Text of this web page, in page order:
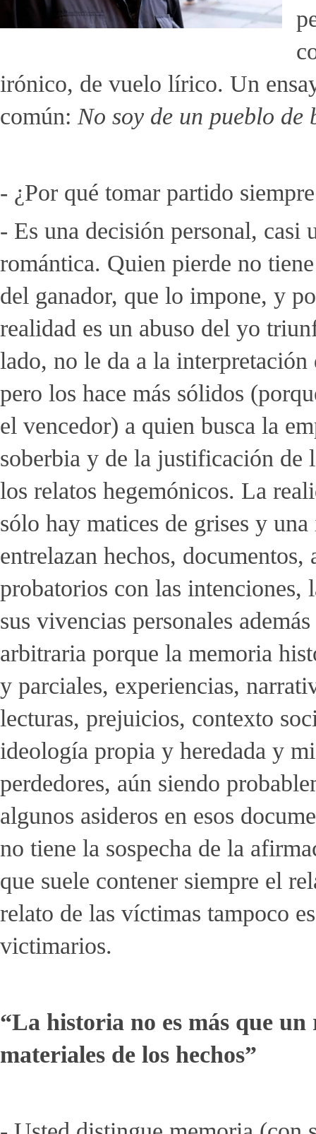
irónico, de vuelo lírico. Un
común: No soy de un pueblo de
- ¿Por qué tomar partido
- Es una decisión personal, casi
romántica. Quien pierde no
del ganador, que lo impone, y
realidad es un abuso del yo
lado, no le da a la
pero los hace más sólidos
el vencedor) a quien busca la
soberbia y de la justificación de
los relatos hegemónicos. La
sólo hay matices de grises y
entrelazan hechos,
probatorios con las
sus vivencias personales
arbitraria porque la memoria
y parciales, experiencias,
lecturas, prejuicios, contexto
ideología propia y heredada y
perdedores, aún siendo
algunos asideros en esos
no tiene la sospecha de la
que suele contener siempre el
relato de las víctimas tampoco
victimarios.
“La historia no es más que
materiales de los hechos”